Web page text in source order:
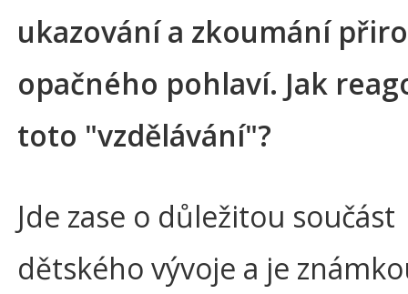
ukazování a zkoumání
opačného pohlaví. Jak
toto "vzdělávání"?
Jde zase o důležitou součást
dětského vývoje a je